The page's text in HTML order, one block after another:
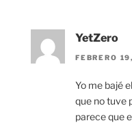
YetZero
FEBRERO
Yo me bajé
que no tuve
parece que